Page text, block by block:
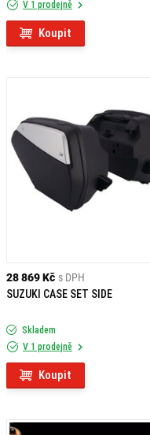
V 1 prodejně
Koupit
28 869 Kč s DPH
SUZUKI CASE SET SIDE
Skladem
V 1 prodejně
Koupit